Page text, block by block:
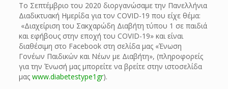
Το Σεπτέμβριο του 2020 διοργανώσαμε την Πανελλήνια
Διαδικτυακή Ημερίδα για τον COVID-19 που είχε θέμα:
«Διαχείριση του Σακχαρώδη Διαβήτη τύπου 1 σε παιδιά
και εφήβους στην εποχή του COVID-19» και είναι
διαθέσιμη στο Facebook στη σελίδα μας «Ένωση
Γονέων Παιδικών και Νέων με Διαβήτη», (πληροφορείς
για την Ένωσή μας μπορείτε να βρείτε στην ιστοσελίδα
μας www.diabetestype1gr).